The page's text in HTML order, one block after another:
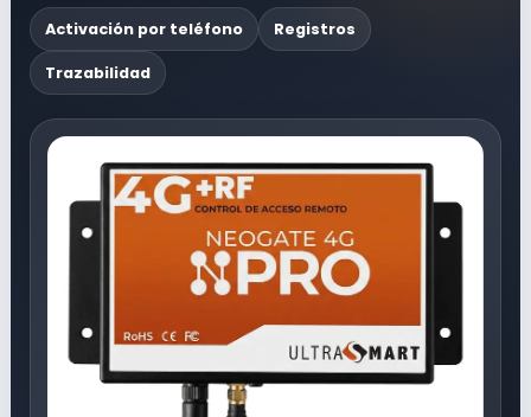
Activación por teléfono Registros
Trazabilidad